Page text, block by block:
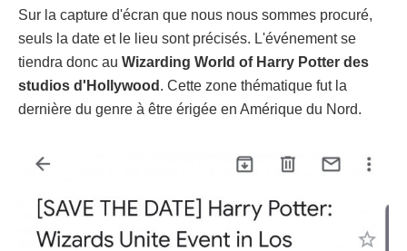
Sur la capture d'écran que nous nous sommes procuré,
seuls la date et le lieu sont précisés. L'événement se
tiendra donc au Wizarding World of Harry Potter des
studios d'Hollywood . Cette zone thématique fut la
dernière du genre à être érigée en Amérique du Nord.